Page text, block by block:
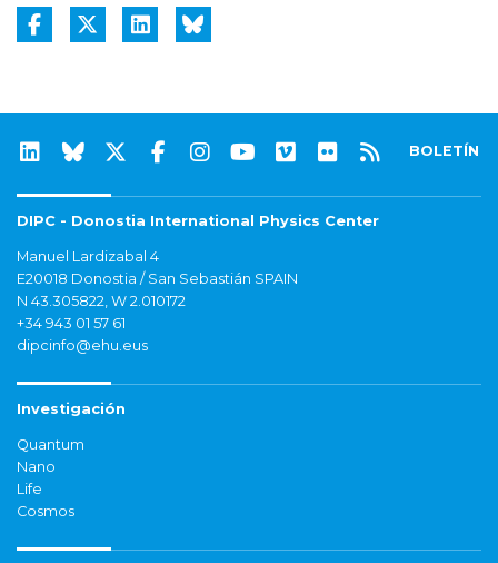
BOLETÍN
DIPC - Donostia International Physics Center
Manuel Lardizabal 4
E20018 Donostia / San Sebastián SPAIN
N 43.305822, W 2.010172
+34 943 01 57 61
dipcinfo@ehu.eus
Investigación
Quantum
Nano
Life
Cosmos